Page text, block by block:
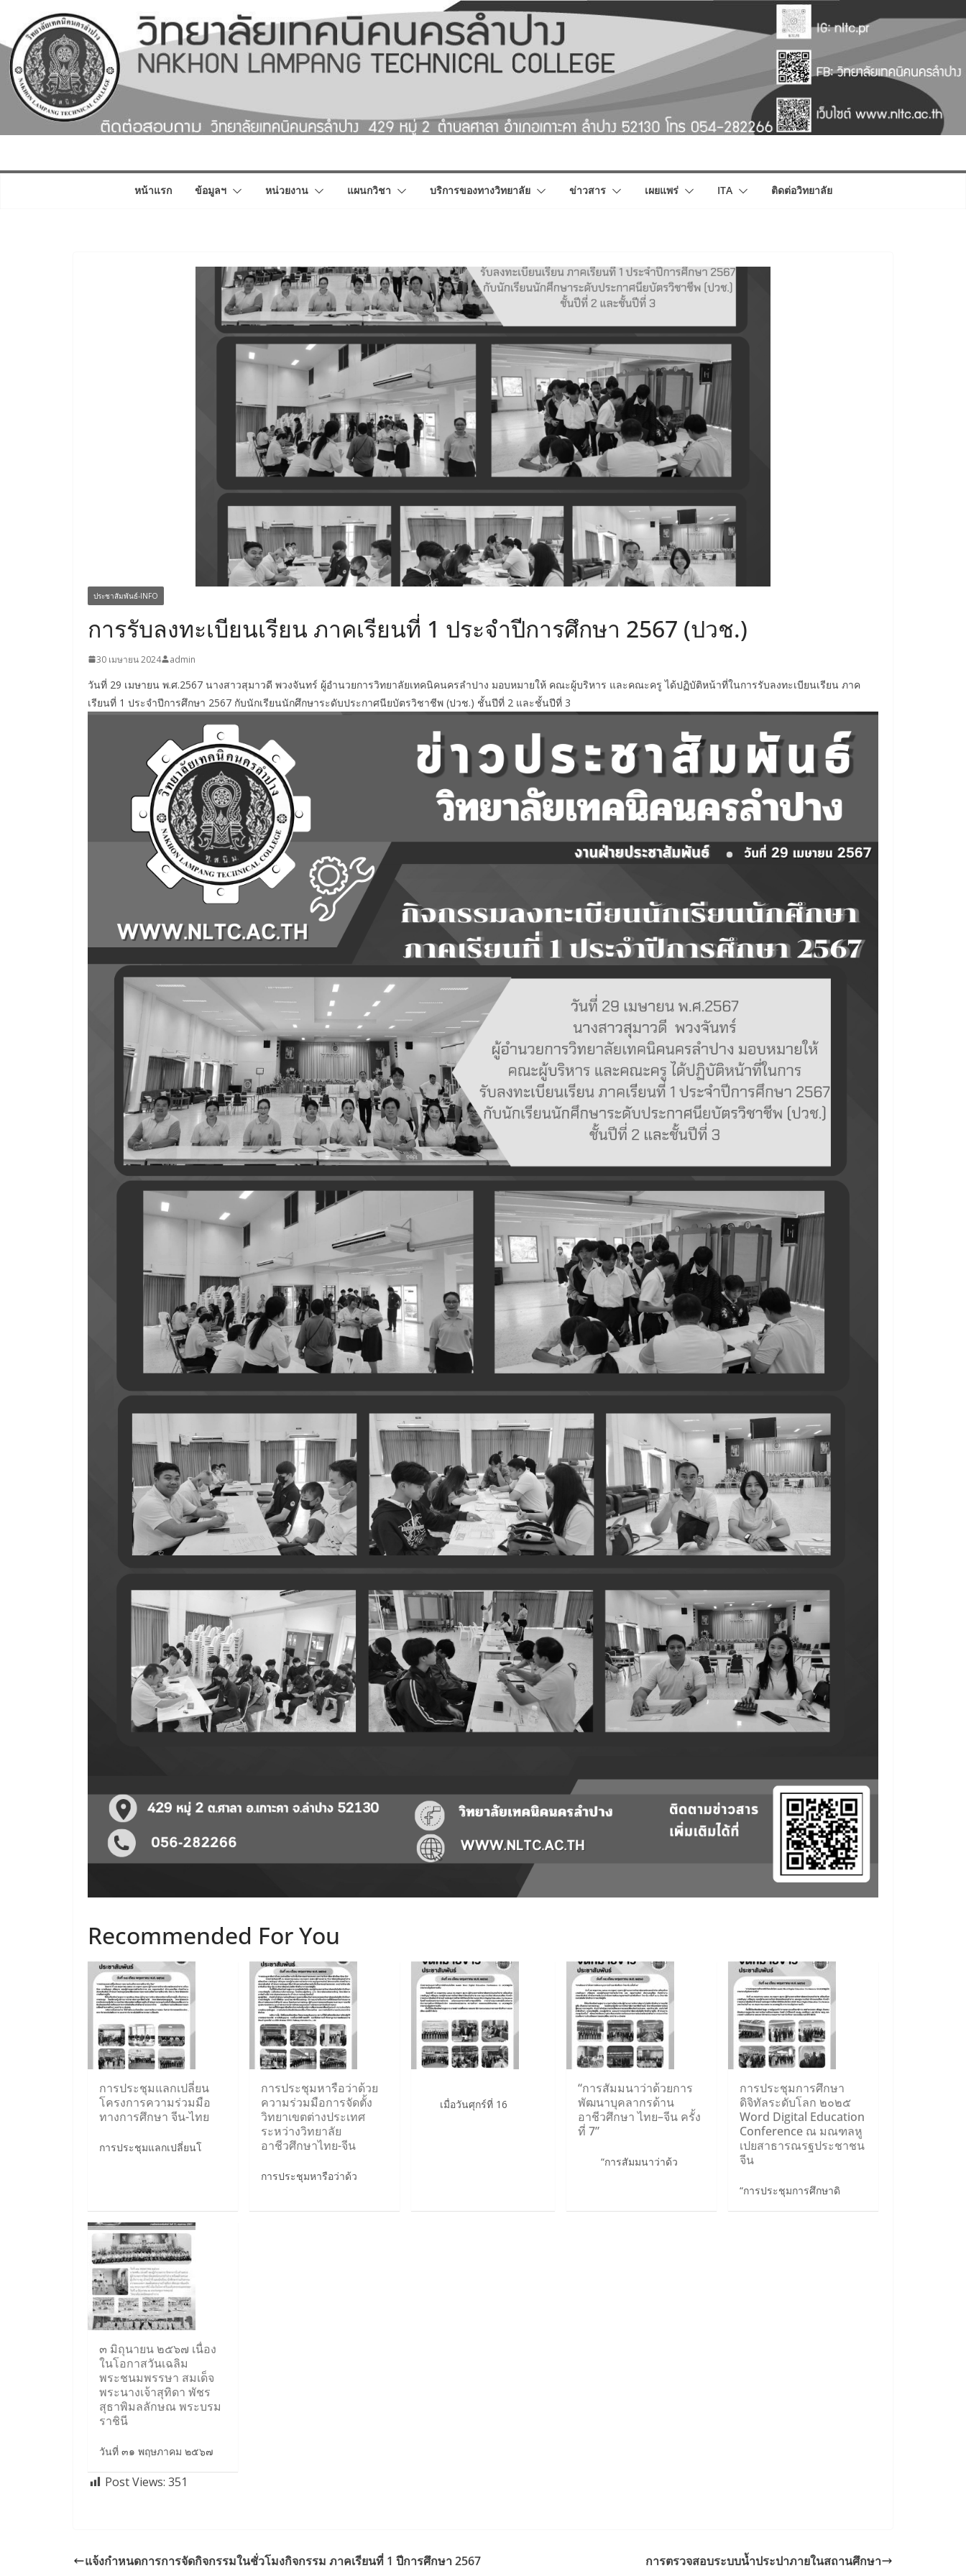
content
หน้าแรก ข้อมูลฯ หน่วยงาน แผนกวิชา บริการของทางวิทยาลัย ข่าวสาร เผยแพร่ ITA ติดต่อวิทยาลัย
ประชาสัมพันธ์-INFO
การรับลงทะเบียนเรียน ภาคเรียนที่ 1 ประจำปีการศึกษา 2567 (ปวช.)
30 เมษายน 2024 admin
วันที่ 29 เมษายน พ.ศ.2567 นางสาวสุมาวดี พวงจันทร์ ผู้อำนวยการวิทยาลัยเทคนิคนครลำปาง มอบหมายให้ คณะผู้บริหาร และคณะครู ได้ปฏิบัติหน้าที่ในการรับลงทะเบียนเรียน ภาค
เรียนที่ 1 ประจำปีการศึกษา 2567 กับนักเรียนนักศึกษาระดับประกาศนียบัตรวิชาชีพ (ปวช.) ชั้นปีที่ 2 และชั้นปีที่ 3
Recommended For You
การประชุมแลกเปลี่ยน
โครงการความร่วมมือ
ทางการศึกษา จีน-ไทย
การประชุมแลกเปลี่ยนโ
การประชุมหารือว่าด้วย
ความร่วมมือการจัดตั้ง
วิทยาเขตต่างประเทศ
ระหว่างวิทยาลัย
อาชีวศึกษาไทย-จีน
การประชุมหารือว่าด้ว
เมื่อวันศุกร์ที่ 16
“การสัมมนาว่าด้วยการ
พัฒนาบุคลากรด้าน
อาชีวศึกษา ไทย–จีน ครั้ง
ที่ 7”
“การสัมมนาว่าด้ว
การประชุมการศึกษา
ดิจิทัลระดับโลก ๒๐๒๕
Word Digital Education
Conference ณ มณฑลหู
เปยสาธารณรฐประชาชน
จีน
“การประชุมการศึกษาดิ
๓ มิถุนายน ๒๕๖๗ เนื่อง
ในโอกาสวันเฉลิม
พระชนมพรรษา สมเด็จ
พระนางเจ้าสุทิดา พัชร
สุธาพิมลลักษณ พระบรม
ราชินี
วันที่ ๓๑ พฤษภาคม ๒๕๖๗
Post Views: 351
แจ้งกำหนดการการจัดกิจกรรมในชั่วโมงกิจกรรม ภาคเรียนที่ 1 ปีการศึกษา 2567 การตรวจสอบระบบน้ำประปาภายในสถานศึกษา